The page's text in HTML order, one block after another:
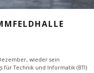
wieder sein
für Technik und Informatik (BTI)